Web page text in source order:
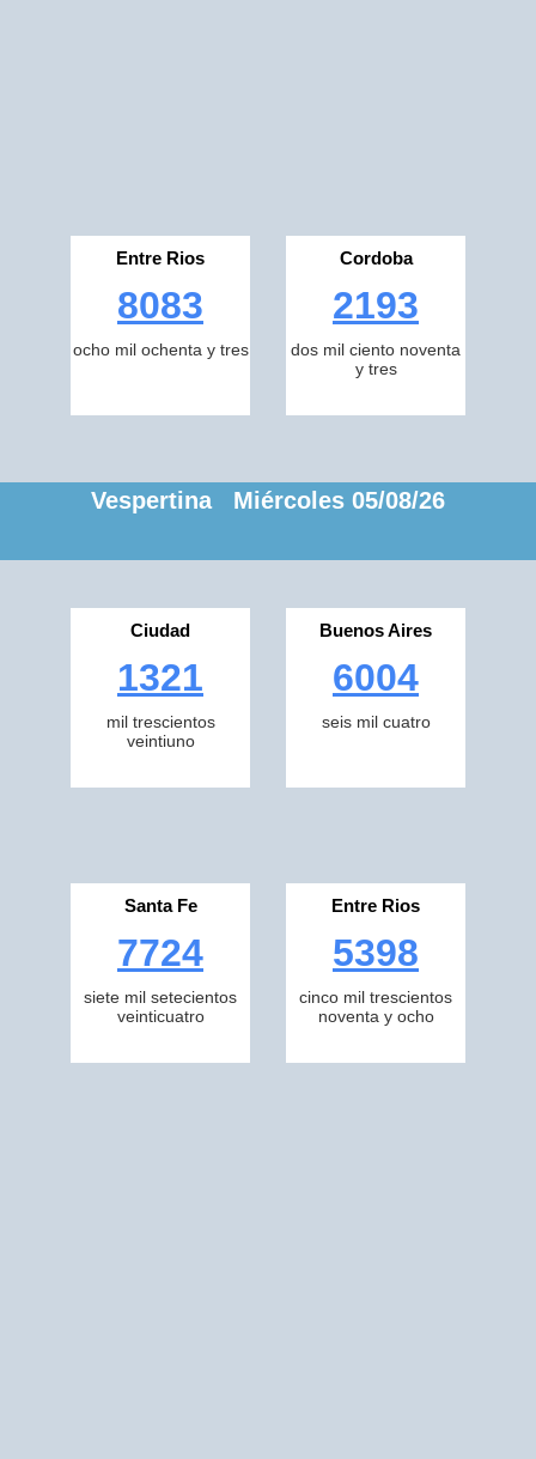
Entre Rios
8083
ocho mil ochenta y tres
Cordoba
2193
dos mil ciento noventa
y tres
Vespertina Miércoles 05/08/26
Ciudad
1321
mil trescientos
veintiuno
Buenos Aires
6004
seis mil cuatro
Santa Fe
7724
siete mil setecientos
veinticuatro
Entre Rios
5398
cinco mil trescientos
noventa y ocho